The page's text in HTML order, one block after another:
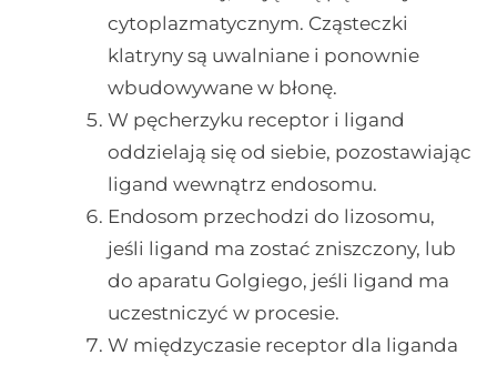
cytoplazmatycznym. Cząsteczki
klatryny są uwalniane i ponownie
wbudowywane w błonę.
W pęcherzyku receptor i ligand
oddzielają się od siebie, pozostawiając
ligand wewnątrz endosomu.
Endosom przechodzi do lizosomu,
jeśli ligand ma zostać zniszczony, lub
do aparatu Golgiego, jeśli ligand ma
uczestniczyć w procesie.
W międzyczasie receptor dla liganda